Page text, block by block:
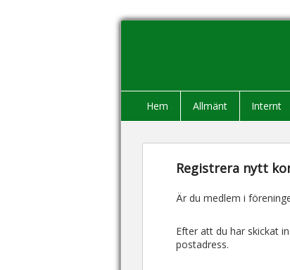
Hem Allmänt Internt
Registrera nytt
Är du medlem i
Efter att du har skickat
postadress.